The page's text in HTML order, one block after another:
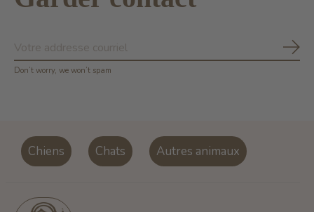
Don’t worry, we won’t spam
Chiens Chats Autres animaux